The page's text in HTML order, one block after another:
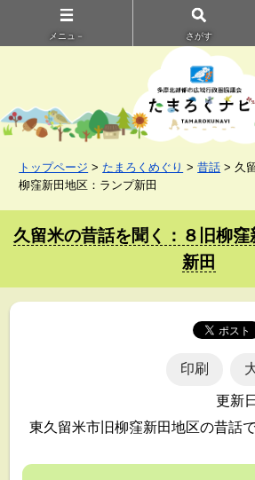
メニュ－ さがす
トップページ > たまろくめぐり >昔話 > 久
柳窪新田地区：ランプ新田
久留米の昔話を聞く：８旧柳
新田
印刷
更新
東久留米市旧柳窪新田地区の昔話で